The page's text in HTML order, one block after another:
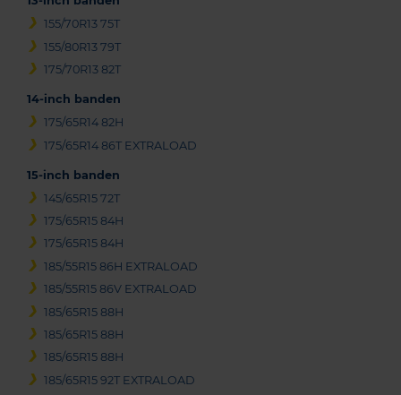
155/70R13 75T
155/80R13 79T
175/70R13 82T
14-inch banden
175/65R14 82H
175/65R14 86T EXTRALOAD
15-inch banden
145/65R15 72T
175/65R15 84H
175/65R15 84H
185/55R15 86H EXTRALOAD
185/55R15 86V EXTRALOAD
185/65R15 88H
185/65R15 88H
185/65R15 88H
185/65R15 92T EXTRALOAD